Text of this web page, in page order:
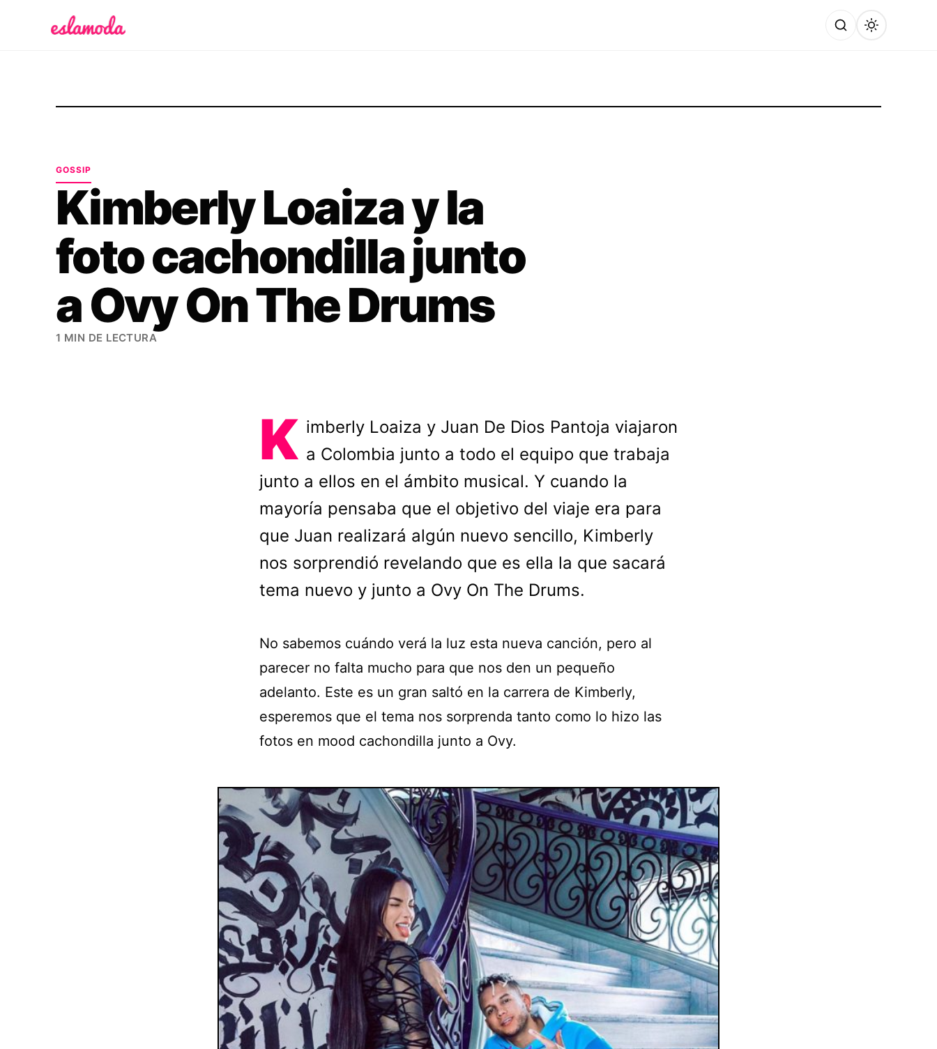
GOSSIP
Kimberly Loaiza y la
foto cachondilla junto
a Ovy On The Drums
1 MIN DE LECTURA
K imberly Loaiza y Juan De Dios Pantoja viajaron
a Colombia junto a todo el equipo que trabaja
junto a ellos en el ámbito musical. Y cuando la
mayoría pensaba que el objetivo del viaje era para
que Juan realizará algún nuevo sencillo, Kimberly
nos sorprendió revelando que es ella la que sacará
tema nuevo y junto a Ovy On The Drums.
No sabemos cuándo verá la luz esta nueva canción, pero al
parecer no falta mucho para que nos den un pequeño
adelanto. Este es un gran saltó en la carrera de Kimberly,
esperemos que el tema nos sorprenda tanto como lo hizo las
fotos en mood cachondilla junto a Ovy.